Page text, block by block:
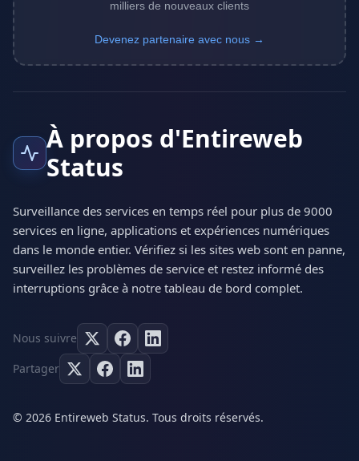
milliers de nouveaux clients
Devenez partenaire avec nous →
À propos d'Entireweb
Status
Surveillance des services en temps réel pour plus de 9000
services en ligne, applications et expériences numériques
dans le monde entier. Vérifiez si les sites web sont en panne,
surveillez les problèmes de service et restez informé des
interruptions grâce à notre tableau de bord complet.
Nous suivre
Partager
© 2026 Entireweb Status. Tous droits réservés.